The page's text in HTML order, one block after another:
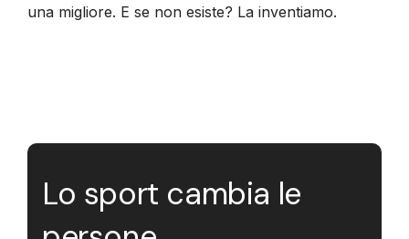
una migliore. E se non esiste? La inventiamo.
Lo sport cambia le